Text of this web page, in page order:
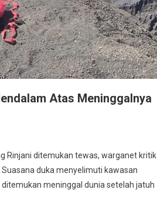
Atas Meninggalnya
Rinjani ditemukan tewas, warganet kritik
Suasana duka menyelimuti kawasan
ditemukan meninggal dunia setelah jatuh